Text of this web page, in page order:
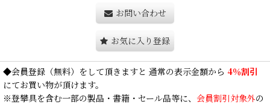
お問い合わせ
お気に入り登録
◆会員登録 （無料）をして頂きますと 通常の表示金額から 4％割引
にてお買い物が頂けます。
※登攀具を含む一部の製品・書籍・セール品等に、 会員割引対象外の